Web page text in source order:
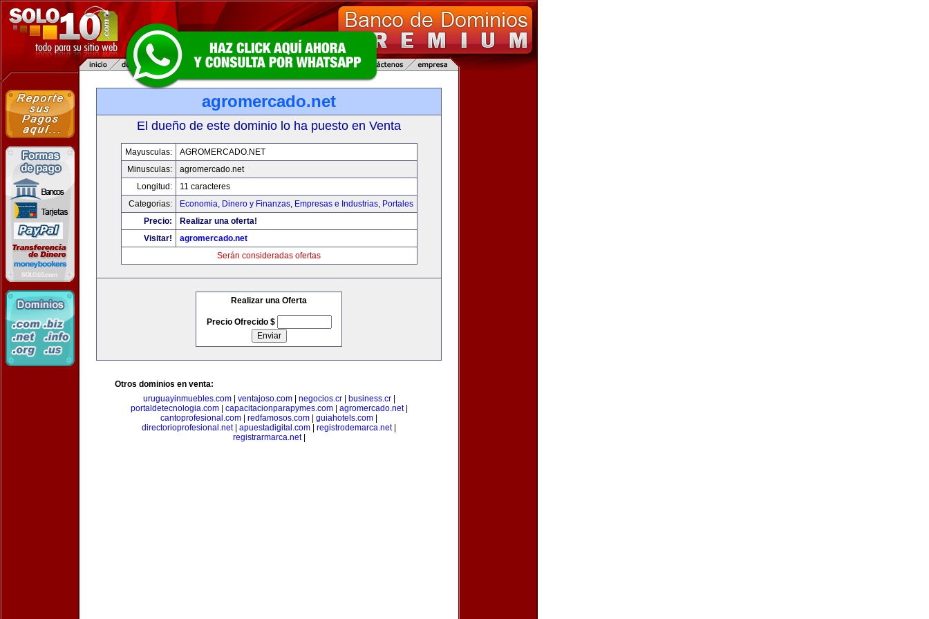
agromercado.net
El dueño de este dominio lo ha puesto en Venta
Mayusculas:
AGROMERCADO.NET
Minusculas:
agromercado.net
Longitud:
11 caracteres
Categorias:
Economia, Dinero y Finanzas, Empresas e Industrias, Portales
Precio:
Realizar una oferta!
Visitar!
agromercado.net
Serán consideradas ofertas
Realizar una Oferta
Precio Ofrecido $
Otros dominios en venta:
uruguayinmuebles.com| ventajoso.com| negocios.cr| business.cr|
portaldetecnologia.com| capacitacionparapymes.com| agromercado.net|
cantoprofesional.com
redfamosos.com guiahotels.com
directorioprofesional.net| apuestadigital.com registrodemarca.net|
registrarmarca.net|